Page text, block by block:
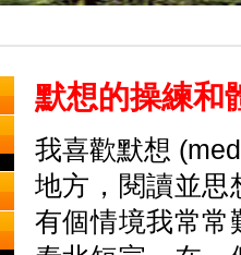
默想的操練和
我喜歡默想
地方，閱讀並思
有個情境我常常